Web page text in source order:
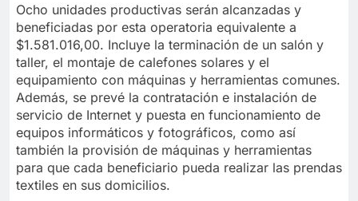
Ocho unidades productivas serán alcanzadas y
beneficiadas por esta operatoria equivalente a
$1.581.016,00. Incluye la terminación de un salón y
taller, el montaje de calefones solares y el
equipamiento con máquinas y herramientas comunes.
Además, se prevé la contratación e instalación de
servicio de Internet y puesta en funcionamiento de
equipos informáticos y fotográficos, como así
también la provisión de máquinas y herramientas
para que cada beneficiario pueda realizar las prendas
textiles en sus domicilios.